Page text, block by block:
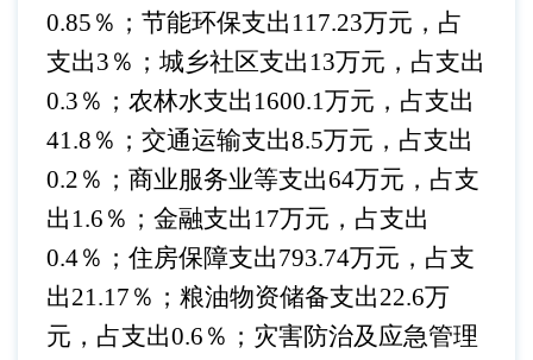
0.85％；节能环保支出117.23万元，占
支出3％；城乡社区支出13万元，占支出
0.3％；农林水支出1600.1万元，占支出
41.8％；交通运输支出8.5万元，占支出
0.2％；商业服务业等支出64万元，占支
出1.6％；金融支出17万元，占支出
0.4％；住房保障支出793.74万元，占支
出21.17％；粮油物资储备支出22.6万
元，占支出0.6％；灾害防治及应急管理